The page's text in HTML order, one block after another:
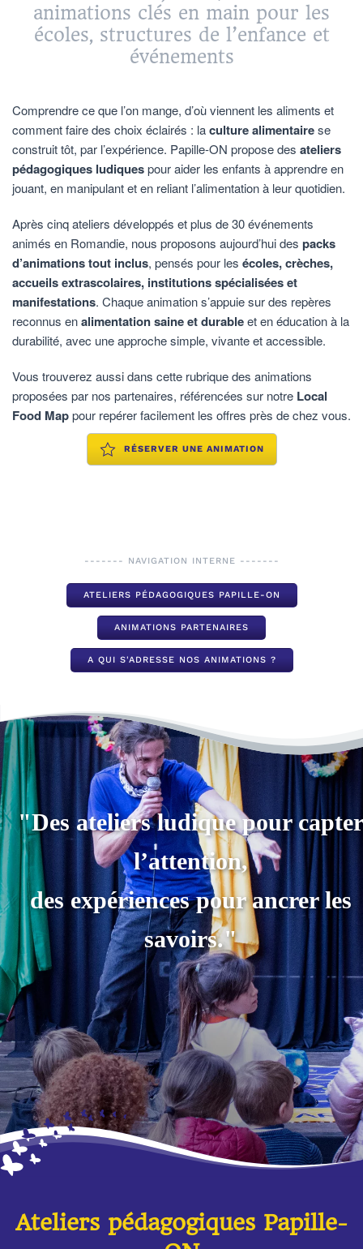
animations clés en main pour les
écoles, structures de l’enfance et
événements
Comprendre ce que l’on mange, d’où viennent les aliments et
comment faire des choix éclairés : laculture alimentairese
construit tôt, par l’expérience. Papille-ON propose des ateliers
pédagogiques ludiquespour aider les enfants à apprendre en
jouant, en manipulant et en reliant l’alimentation à leur quotidien.
Après cinq ateliers développés et plus de 30 événements
animés en Romandie, nous proposons aujourd’hui des packs
d’animations tout inclus, pensés pour les écoles, crèches,
accueils extrascolaires, institutions spécialisées et
manifestations. Chaque animation s’appuie sur des repères
reconnus enalimentation saine et durableet en éducation à la
durabilité, avec une approche simple, vivante et accessible.
Vous trouverez aussi dans cette rubrique des animations
proposées par nos partenaires, référencées sur notre Local
Food Mappour repérer facilement les offres près de chez vous.
RÉSERVER UNE ANIMATION
------- NAVIGATION INTERNE -------
ATELIERS PÉDAGOGIQUES PAPILLE-ON
ANIMATIONS PARTENAIRES
A QUI S'ADRESSE NOS ANIMATIONS ?
"Des ateliers ludique pour capter
l’attention,
des expériences pour ancrer les
savoirs."
Ateliers pédagogiques Papille-